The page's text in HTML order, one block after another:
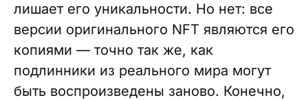
лишает его уникальности. Но нет: все
версии оригинального NFT являются его
копиями — точно так же, как
подлинники из реального мира могут
быть воспроизведены заново. Конечно,